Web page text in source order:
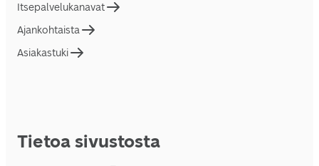
Itsepalvelukanavat
Ajankohtaista
Asiakastuki
Tietoa sivustosta